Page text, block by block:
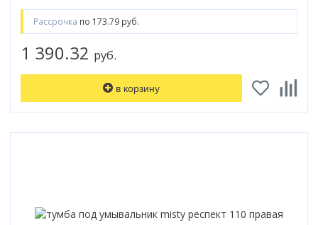
Рассрочка по 173.79 руб.
1 390.32 руб.
в корзину